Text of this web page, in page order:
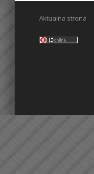
Aktualna strona